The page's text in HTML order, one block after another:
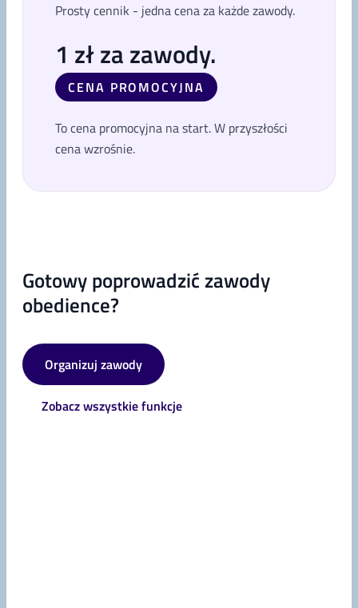
Prosty cennik - jedna cena za każde zawody.
1 zł za zawody.
CENA PROMOCYJNA
To cena promocyjna na start. W przyszłości
cena wzrośnie.
Gotowy poprowadzić zawody
obedience?
Organizuj zawody
Zobacz wszystkie funkcje